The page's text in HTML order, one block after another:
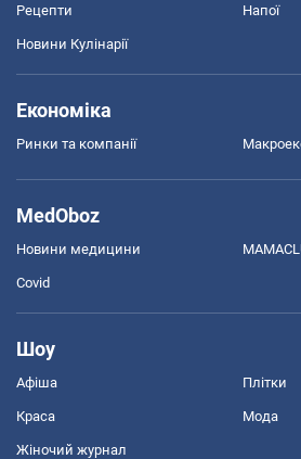
Рецепти Напої
Новини Кулінарії
Економіка
Ринки та компанії
MedOboz
Новини медицини
Covid
Шоу
Афіша Плітки
Краса Мода
Жіночий журнал